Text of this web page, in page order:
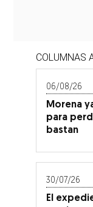
COLUMNAS
06/08/26
Morena
para
bastan
30/07/26
El